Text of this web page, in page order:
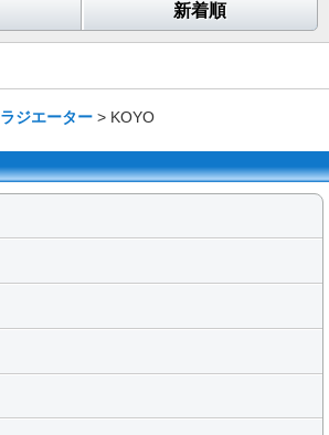
新着順
ラジエーター > KOYO